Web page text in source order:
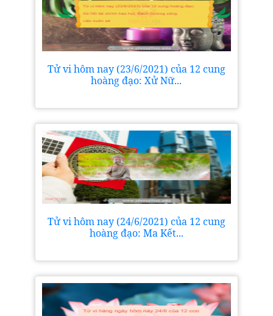
Tử vi hôm nay (23/6/2021) của 12 cung
hoàng đạo: Xử Nữ...
Tử vi hôm nay (24/6/2021) của 12 cung
hoàng đạo: Ma Kết...